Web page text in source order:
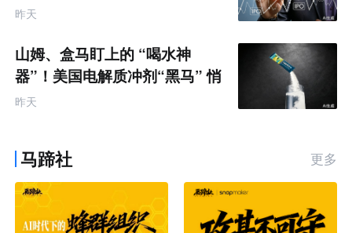
昨天
山姆、盒马盯上的 “喝水神
器”！美国电解质冲剂“黑马” 悄
悄卖了68亿
昨天
马蹄社 更多